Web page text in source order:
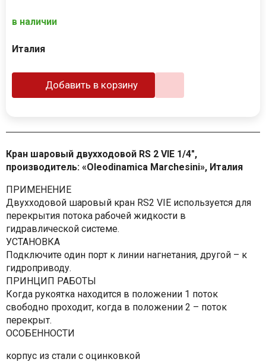
в наличии
Италия
Добавить в корзину
Кран шаровый двухходовой RS 2 VIE 1/4",
производитель: «Oleodinamica Marchesini», Италия
ПРИМЕНЕНИЕ
Двухходовой шаровый кран RS2 VIE используется для
перекрытия потока рабочей жидкости в
гидравлической системе.
УСТАНОВКА
Подключите один порт к линии нагнетания, другой – к
гидроприводу.
ПРИНЦИП РАБОТЫ
Когда рукоятка находится в положении 1 поток
свободно проходит, когда в положении 2 – поток
перекрыт.
ОСОБЕННОСТИ
корпус из стали с оцинковкой